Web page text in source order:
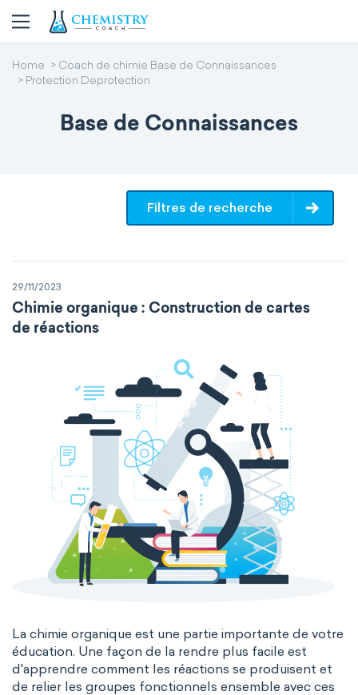
Home
Coach de chimie Base de Connaissances
Protection Deprotection
Base de Connaissances
Filtres de recherche
29/11/2023
Chimie organique : Construction de cartes
de réactions
La chimie organique est une partie importante de votre
éducation. Une façon de la rendre plus facile est
d'apprendre comment les réactions se produisent et
de relier les groupes fonctionnels ensemble avec ces